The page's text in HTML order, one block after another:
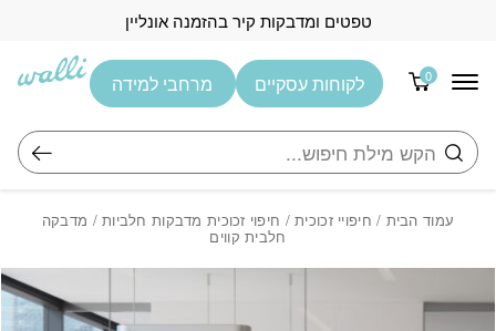
טפטים ומדבקות קיר בהזמנה אונליין
0
חיפוש
לקוחות עסקיים מרחבי למידה
עמוד הבית / חיפויי זכוכית/ חיפוי זכוכית מדבקות חלביות/ מדבקה
חלבית קווים